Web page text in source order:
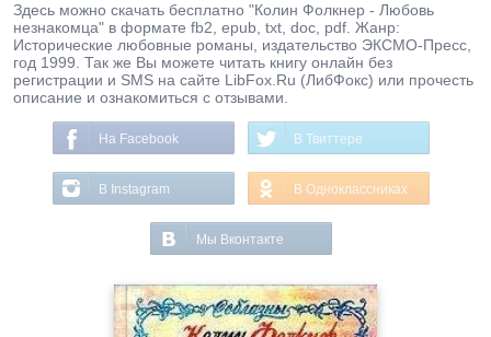
Здесь можно скачать бесплатно "Колин Фолкнер - Любовь
незнакомца" в формате fb2, epub, txt, doc, pdf. Жанр:
Исторические любовные романы, издательство ЭКСМО-Пресс,
год 1999. Так же Вы можете читать книгу онлайн без
регистрации и SMS на сайте LibFox.Ru (ЛибФокс) или прочесть
описание и ознакомиться с отзывами.
На Facebook В Твиттере
В Instagram В Одноклассниках
Мы Вконтакте